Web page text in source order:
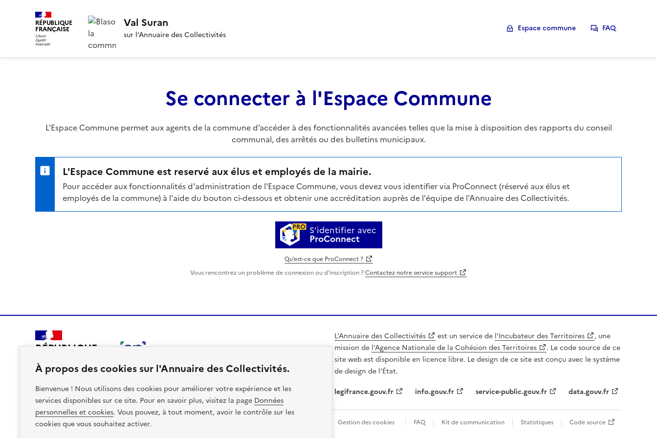
À propos des cookies sur l'Annuaire des Collectivités.
Bienvenue ! Nous utilisons des cookies pour améliorer votre expérience et les
services disponibles sur ce site. Pour en savoir plus, visitez la page Données
personnelles et cookies. Vous pouvez, à tout moment, avoir le contrôle sur les
cookies que vous souhaitez activer.
RÉPUBLIQUE
FRANÇAISE Val Suran
sur l’Annuaire des Collectivités
Espace commune FAQ
Se connecter à l'Espace Commune
L'Espace Commune permet aux agents de la commune d’accéder à des fonctionnalités avancées telles que la mise à disposition des rapports du conseil
communal, des arrêtés ou des bulletins municipaux.
L'Espace Commune est reservé aux élus et employés de la mairie.
Pour accéder aux fonctionnalités d'administration de l'Espace Commune, vous devez vous identifier via ProConnect (réservé aux élus et
employés de la commune) à l'aide du bouton ci-dessous et obtenir une accréditation auprès de l'équipe de l'Annuaire des Collectivités.
S’identifier avec
ProConnect
Qu’est-ce que ProConnect ?
Vous rencontrez un problème de connexion ou d'inscription ?Contactez notre service support
RÉPUBLIQUE
L'Annuaire des Collectivités est un service de l'Incubateur des Territoires
, une
mission de l'Agence Nationale de la Cohésion des Territoires
. Le code source de ce
site web est disponible en licence libre. Le design de ce site est conçu avec le système
de design de l’État.
legifrance.gouv.fr
info.gouv.fr service-public.gouv.fr data.gouv.fr
Plan du site Accessibilite : non conforme Gestion des cookies FAQ Kit de communication Statistiques Code source